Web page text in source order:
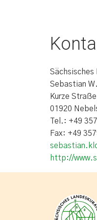
Sächsisches
Sebastian
Kurze
01920
Tel.: +49
Fax: +49
s
http://